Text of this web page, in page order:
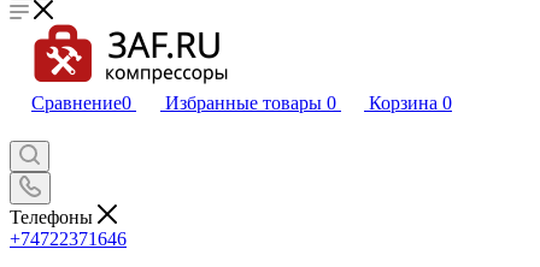
Сравнение0 Избранные товары 0 Корзина 0
Телефоны
+74722371646